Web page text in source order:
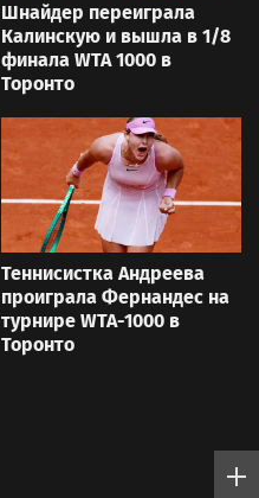
Шнайдер переиграла
Калинскую и вышла в 1/8
финала WTA 1000 в
Торонто
Теннисистка Андреева
проиграла Фернандес на
турнире WTA-1000 в
Торонто